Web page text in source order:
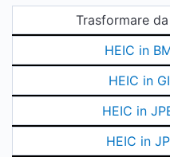
Trasformare da
HEIC in
HEIC in
HEIC in
HEIC in